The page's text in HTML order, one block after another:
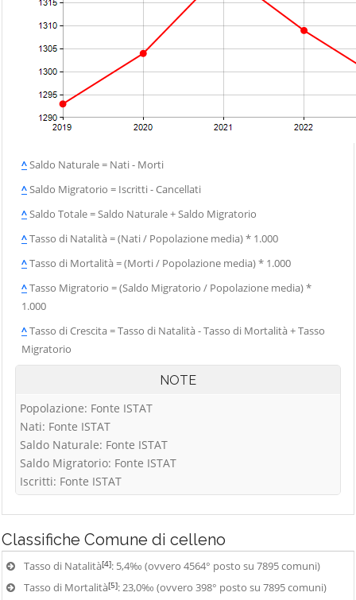
^Saldo Naturale = Nati - Morti
^Saldo Migratorio = Iscritti - Cancellati
^Saldo Totale = Saldo Naturale + Saldo Migratorio
^Tasso di Natalità = (Nati / Popolazione media) * 1.000
^Tasso di Mortalità = (Morti / Popolazione media) * 1.000
^Tasso Migratorio = (Saldo Migratorio / Popolazione media) *
1.000
^Tasso di Crescita = Tasso di Natalità - Tasso di Mortalità + Tasso
Migratorio
NOTE
Popolazione: Fonte ISTAT
Nati: Fonte ISTAT
Saldo Naturale: Fonte ISTAT
Saldo Migratorio: Fonte ISTAT
Iscritti: Fonte ISTAT
Classifiche Comune di celleno
Tasso di Natalità[4]: 5,4‰ (ovvero 4564° posto su 7895 comuni)
Tasso di Mortalità[5]: 23,0‰ (ovvero 398° posto su 7895 comuni)